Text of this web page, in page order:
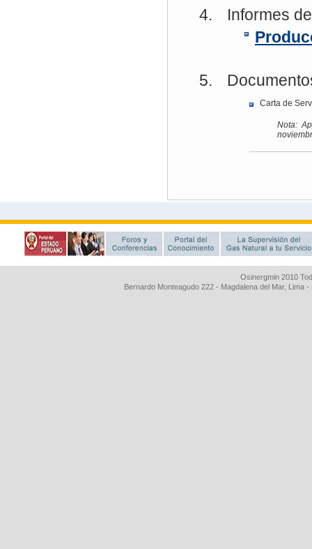
Osinergmin 2010
Bernardo Monteagudo 222 - Magdalena del Mar, Lima